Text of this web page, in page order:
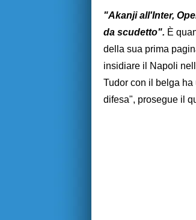
"Akanji all'Inter,
da scudetto". È
della sua prima
insidiare il Napoli
Tudor con il belga
difesa", prosegue il